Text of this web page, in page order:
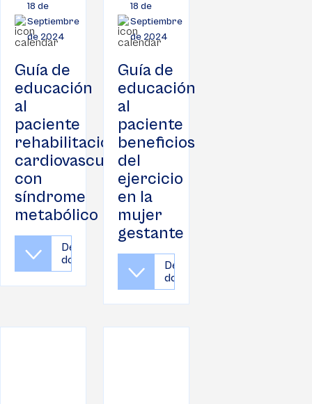
18 de
Septiembre
de 2024
Guía de
educación
al
paciente
rehabilitación
cardiovascular
con
síndrome
metabólico
Descargar
documento
18 de
Septiembre
de 2024
Guía de
educación
al
paciente
beneficios
del
ejercicio
en la
mujer
gestante
Descargar
documento